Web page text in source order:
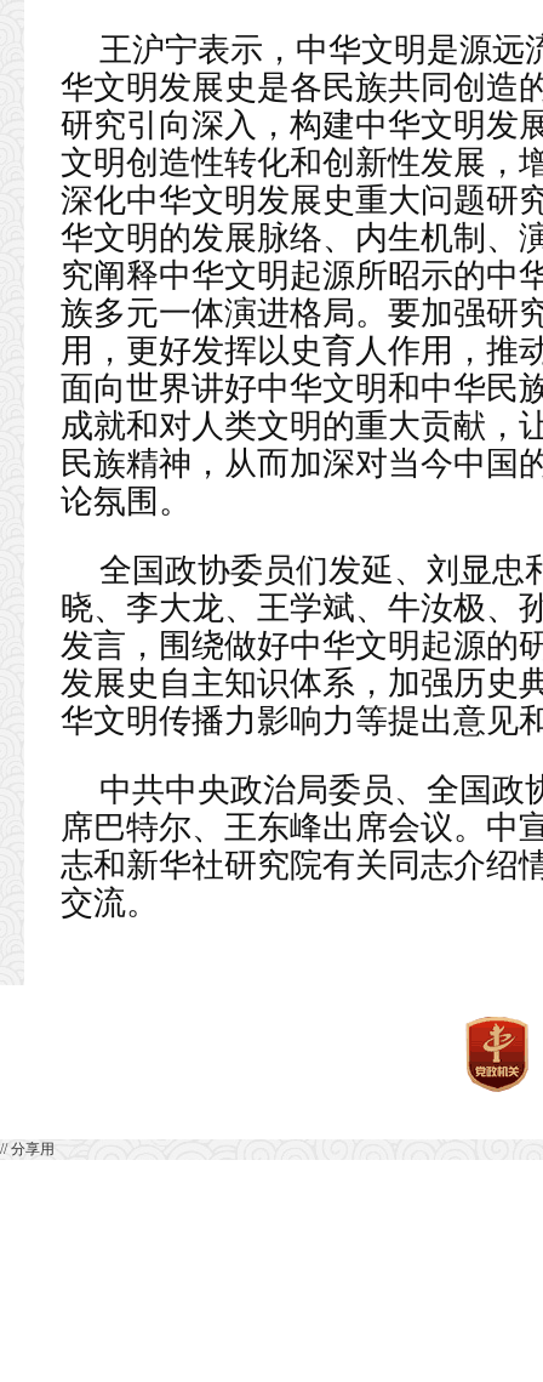
王沪宁表示，中华文明是源远
华文明发展史是各民族共同创造
研究引向深入，构建中华文明发
文明创造性转化和创新性发展，
深化中华文明发展史重大问题研
华文明的发展脉络、内生机制、
究阐释中华文明起源所昭示的中
族多元一体演进格局。要加强研
用，更好发挥以史育人作用，推
面向世界讲好中华文明和中华民
成就和对人类文明的重大贡献，
民族精神，从而加深对当今中国
论氛围。
全国政协委员们发延、刘显忠
晓、李大龙、王学斌、牛汝极、
发言，围绕做好中华文明起源的
发展史自主知识体系，加强历史
华文明传播力影响力等提出意见
中共中央政治局委员、全国政
席巴特尔、王东峰出席会议。中
志和新华社研究院有关同志介绍
交流。
// 分享用